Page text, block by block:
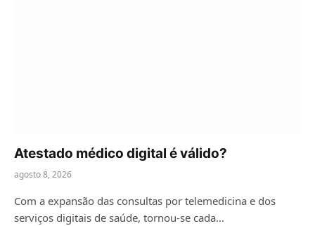
Atestado médico digital é válido?
agosto 8, 2026
Com a expansão das consultas por telemedicina e dos
serviços digitais de saúde, tornou-se cada…